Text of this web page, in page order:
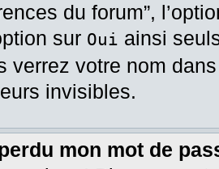
du forum”,
sur Oui ainsi
verrez votre nom
invisibles.
mon mot de